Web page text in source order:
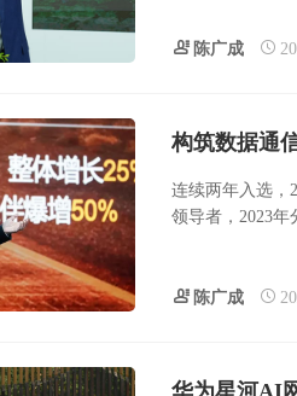
陈广成
构筑数据通
连续两年入选，
领导者，2023
陈广成